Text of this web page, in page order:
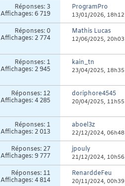
Réponses: 3
Affichages: 6 719
ProgramPro
13/01/2026, 18h12
Réponses:0
Affichages: 2 774
Mathis Lucas
12/06/2025, 20h03
Réponses: 1
Affichages: 2 945
kain_tn
23/04/2025, 18h35
Réponses: 12
Affichages: 4 285
doriphore4545
20/04/2025, 11h55
Réponses: 1
Affichages: 2 013
aboel3z
22/12/2024, 06h48
Réponses: 27
Affichages: 9 777
jpouly
21/12/2024, 10h56
Réponses: 11
Affichages: 4 814
RenarddeFeu
20/11/2024, 00h39